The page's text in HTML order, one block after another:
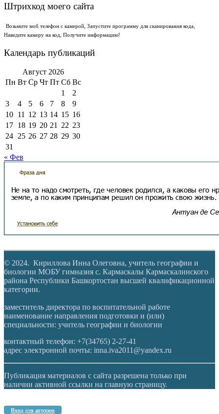
Штрихкод моего сайта
Возьмите моб телефон с камерой, Запустите программу для сканирования кода,
Наведите камеру на код, Получите информацию!
Календарь публикаций
Август 2026
Пн Вт Ср Чт Пт Сб Вс
1
2
3
4 5 6 7 8
9
10 11 12 13 14 15 16
17 18 19 20 21 22 23
24 25 26 27 28 29 30
31
« Фев
© 2024. Кириллова Инна Олеговна, учитель географии и
биологии МОБУ гимназия с. Кармаскалы Кармаскалинского
района Республики Башкортостан высшей квалификационной
категории.
заместитель директора по воспитательной работе
наименование направления подготовки и (или)
специальности: учитель географии и биологии
контактный телефон: +7(34765) 2-27-41
адрес электронной почты: inna.iva2011@yandex.ru
Публикация материалов с сайта разрешена только при
наличии активной ссылки на главную страницу.
Вход для авторов